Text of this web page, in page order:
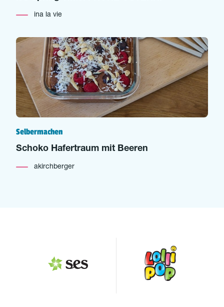
ina la vie
Selbermachen
Schoko Hafertraum mit Beeren
akirchberger